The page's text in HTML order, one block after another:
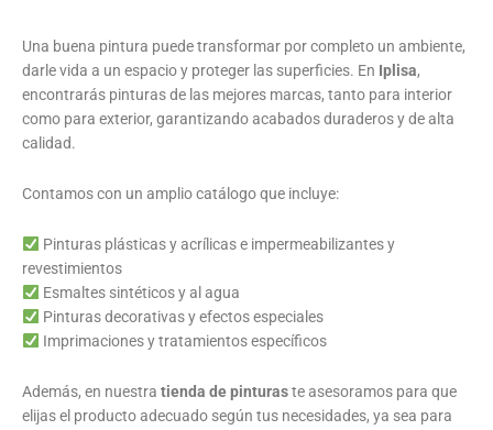
Una buena pintura puede transformar por completo un ambiente,
darle vida a un espacio y proteger las superficies. En Iplisa,
encontrarás pinturas de las mejores marcas, tanto para interior
como para exterior, garantizando acabados duraderos y de alta
calidad.
Contamos con un amplio catálogo que incluye:
Pinturas plásticas y acrílicas e impermeabilizantes y
revestimientos
Esmaltes sintéticos y al agua
Pinturas decorativas y efectos especiales
Imprimaciones y tratamientos específicos
Además, en nuestra tienda de pinturaste asesoramos para que
elijas el producto adecuado según tus necesidades, ya sea para